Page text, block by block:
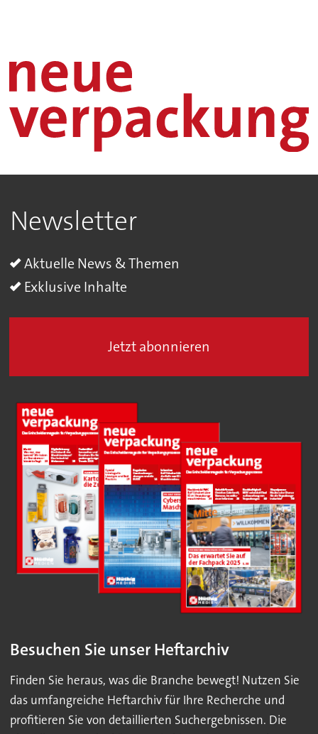
Newsletter
Aktuelle News & Themen
Exklusive Inhalte
Jetzt abonnieren
Besuchen Sie unser Heftarchiv
Finden Sie heraus, was die Branche bewegt! Nutzen Sie
das umfangreiche Heftarchiv für Ihre Recherche und
profitieren Sie von detaillierten Suchergebnissen. Die